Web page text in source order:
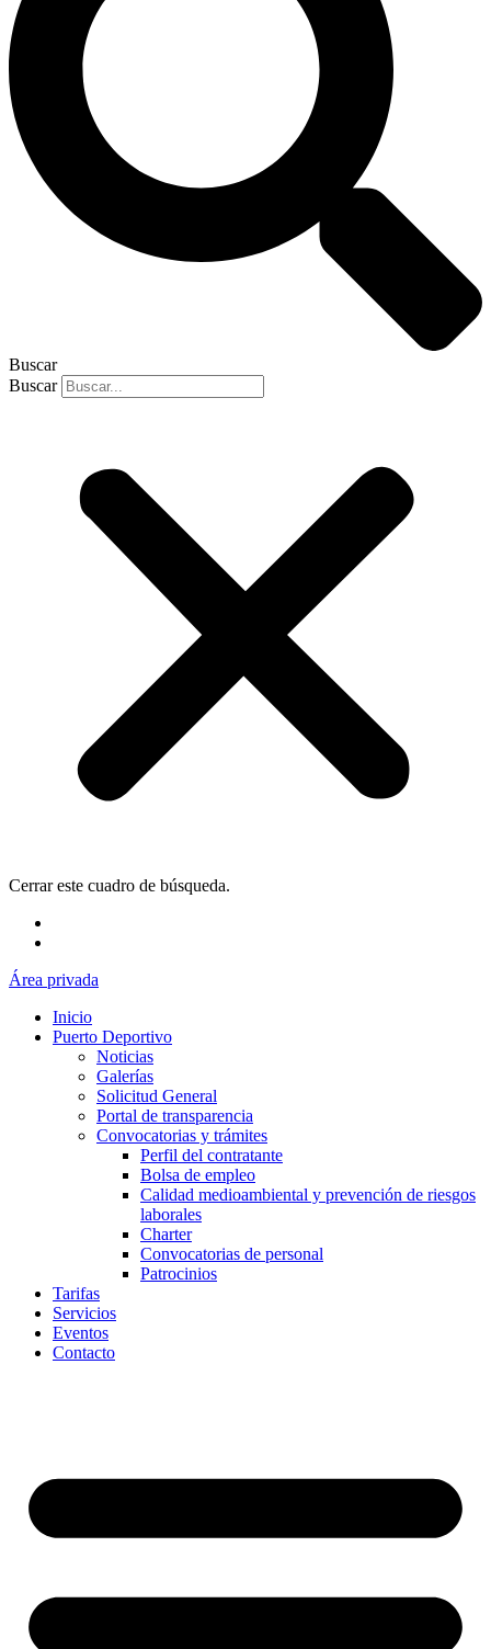
Buscar
Buscar
Cerrar este cuadro de búsqueda.
Área privada
Inicio
Puerto Deportivo
Noticias
Galerías
Solicitud General
Portal de transparencia
Convocatorias y trámites
Perfil del contratante
Bolsa de empleo
Calidad medioambiental y prevención de riesgos
laborales
Charter
Convocatorias de personal
Patrocinios
Tarifas
Servicios
Eventos
Contacto